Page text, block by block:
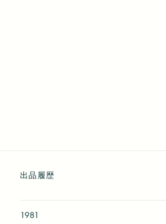
出品履歴
1981